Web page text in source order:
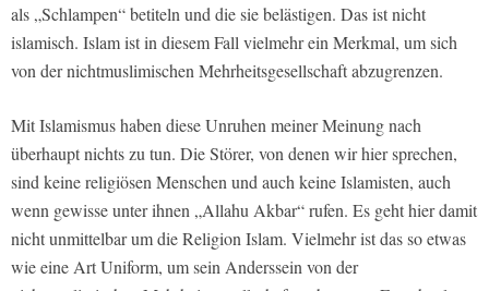
als „Schlampen“ betiteln und die sie belästigen. Das ist nicht
islamisch. Islam ist in diesem Fall vielmehr ein Merkmal, um sich
von der nichtmuslimischen Mehrheitsgesellschaft abzugrenzen.
Mit Islamismus haben diese Unruhen meiner Meinung nach
überhaupt nichts zu tun. Die Störer, von denen wir hier sprechen,
sind keine religiösen Menschen und auch keine Islamisten, auch
wenn gewisse unter ihnen „Allahu Akbar“ rufen. Es geht hier damit
nicht unmittelbar um die Religion Islam. Vielmehr ist das so etwas
wie eine Art Uniform, um sein Anderssein von der